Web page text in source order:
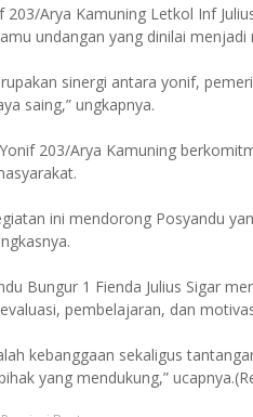
203/Arya Kamuning Letkol Inf
undangan yang dinilai
sinergi antara yonif,
saing,” ungkapnya.
203/Arya Kamuning
ini mendorong Posyandu
Bungur 1 Fienda Julius Sigar
pembelajaran, dan
kebanggaan sekaligus
yang mendukung,”